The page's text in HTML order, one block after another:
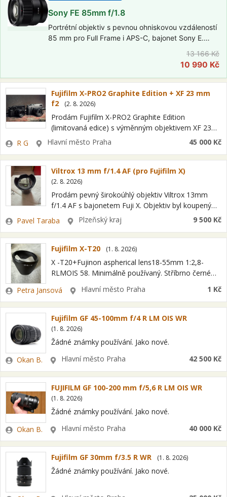
Sony FE 85mm f/1.8
Portrétní objektiv s pevnou ohniskovou vzdáleností
85 mm pro Full Frame i APS-C, bajonet Sony E.
9 lamelami pro hladký bokeh, závit pro filtry 67
13 166 Kč
10 990 Kč
Fujifilm X-PRO2 Graphite Edition + XF 23 mm
f2
(2. 8. 2026)
Prodám Fujifilm X-PRO2 Graphite Edition
(limitovaná edice) s výměnným objektivem XF 23
mm f2, s originál kovovou originál Fujifilm sluneční
Zadavatel
R G LokalitaHlavní město Praha 45 000 Kč
Viltrox 13 mm f/1.4 AF (pro Fujifilm X)
(2. 8. 2026)
Prodám pevný širokoúhlý objektiv Viltrox 13mm
f/1.4 AF s bajonetem Fuji X. Objektiv byl koupený
přímo ve Fujifilm bazaru a je ve skvělém stavu –
použitý pouze několikrát.…
Zadavatel
Pavel Taraba LokalitaPlzeňský kraj 9 500 Kč
Fujifilm X-T20 (1. 8. 2026)
X -T20+Fujinon aspherical lens18-55mm 1:2,8-
RLMOIS 58. Minimálně používaný. Stříbrno černé
Zadavatel
Petra Jansová LokalitaHlavní město Praha 1 Kč
Fujifilm GF 45-100mm f/4 R LM OIS WR
(1. 8. 2026)
Žádné známky používání. Jako nové.
Zadavatel
Okan B. LokalitaHlavní město Praha 42 500 Kč
FUJIFILM GF 100-200 mm f/5,6 R LM OIS WR
(1. 8. 2026)
Žádné známky používání. Jako nové.
Zadavatel
Okan B. LokalitaHlavní město Praha 40 000 Kč
Fujifilm GF 30mm f/3.5 R WR (1. 8. 2026)
Žádné známky používání. Jako nové.